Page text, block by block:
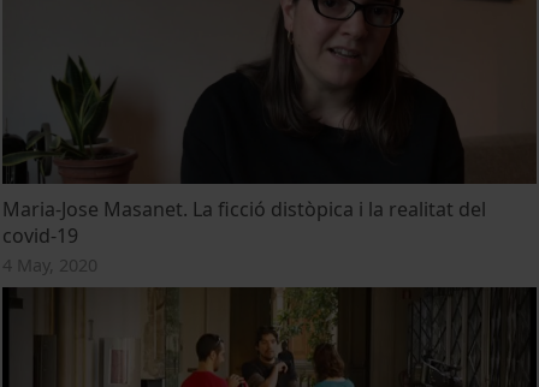
Maria-Jose Masanet. La ficció distòpica i la realitat del
covid-19
4 May, 2020